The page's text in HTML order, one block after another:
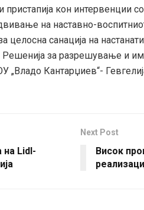
пристапија кон интервенции
на наставно-
целосна санација на
Решенија за разрешување и
„Владо Кантарџиев“-
на Lidl-
Next Post
Висок